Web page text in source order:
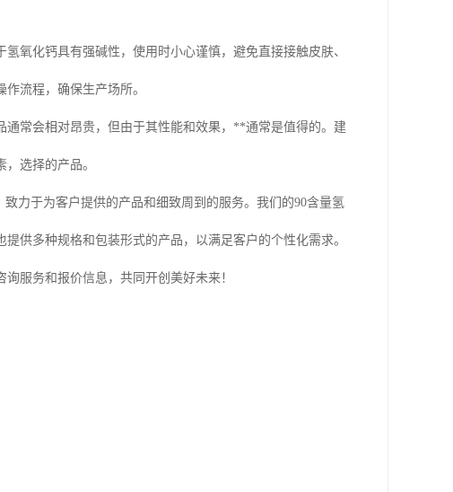
氧化钙具有强碱性，使用时小心谨慎，避免直接接触皮肤、
流程，确保生产场所。
常会相对昂贵，但由于其性能和效果，**通常是值得的。建
选择的产品。
力于为客户提供的产品和细致周到的服务。我们的90含量氢
供多种规格和包装形式的产品，以满足客户的个性化需求。
服务和报价信息，共同开创美好未来！